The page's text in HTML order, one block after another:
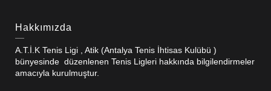
Hakkımızda
A.T.İ.K Tenis Ligi , Atik (Antalya Tenis İhtisas Kulübü )
bünyesinde düzenlenen Tenis Ligleri hakkında bilgilendirmeler
amacıyla kurulmuştur.